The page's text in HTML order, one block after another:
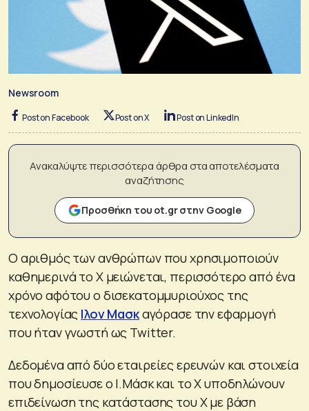
Newsroom
Post on Facebook Post on X Post on LinkedIn
Ανακαλύψτε περισσότερα άρθρα στα αποτελέσματα
αναζήτησης
Προσθήκη του ot.gr στην Google
Ο αριθμός των ανθρώπων που χρησιμοποιούν
καθημερινά το X μειώνεται, περισσότερο από ένα
χρόνο αφότου ο δισεκατομμυριούχος της
τεχνολογίας Ιλον Μασκαγόρασε την εφαρμογή
που ήταν γνωστή ως Twitter.
Δεδομένα από δύο εταιρείες ερευνών και στοιχεία
που δημοσίευσε ο Ι.Μάσκ και το X υποδηλώνουν
επιδείνωση της κατάστασης του X με βάση